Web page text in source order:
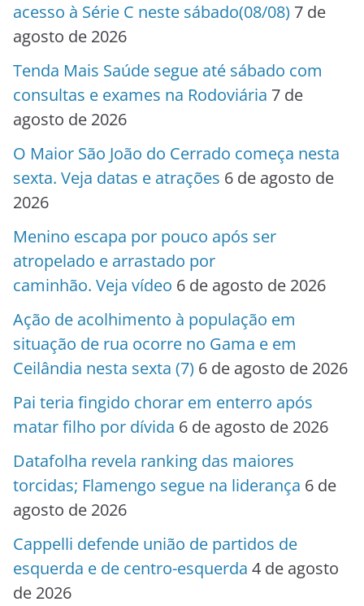
acesso à Série C neste sábado(08/08) 7 de
agosto de 2026
Tenda Mais Saúde segue até sábado com
consultas e exames na Rodoviária 7 de
agosto de 2026
O Maior São João do Cerrado começa nesta
sexta. Veja datas e atrações 6 de agosto de
2026
Menino escapa por pouco após ser
atropelado e arrastado por
caminhão. Veja vídeo 6 de agosto de 2026
Ação de acolhimento à população em
situação de rua ocorre no Gama e em
Ceilândia nesta sexta (7) 6 de agosto de 2026
Pai teria fingido chorar em enterro após
matar filho por dívida 6 de agosto de 2026
Datafolha revela ranking das maiores
torcidas; Flamengo segue na liderança 6 de
agosto de 2026
Cappelli defende união de partidos de
esquerda e de centro-esquerda 4 de agosto
de 2026